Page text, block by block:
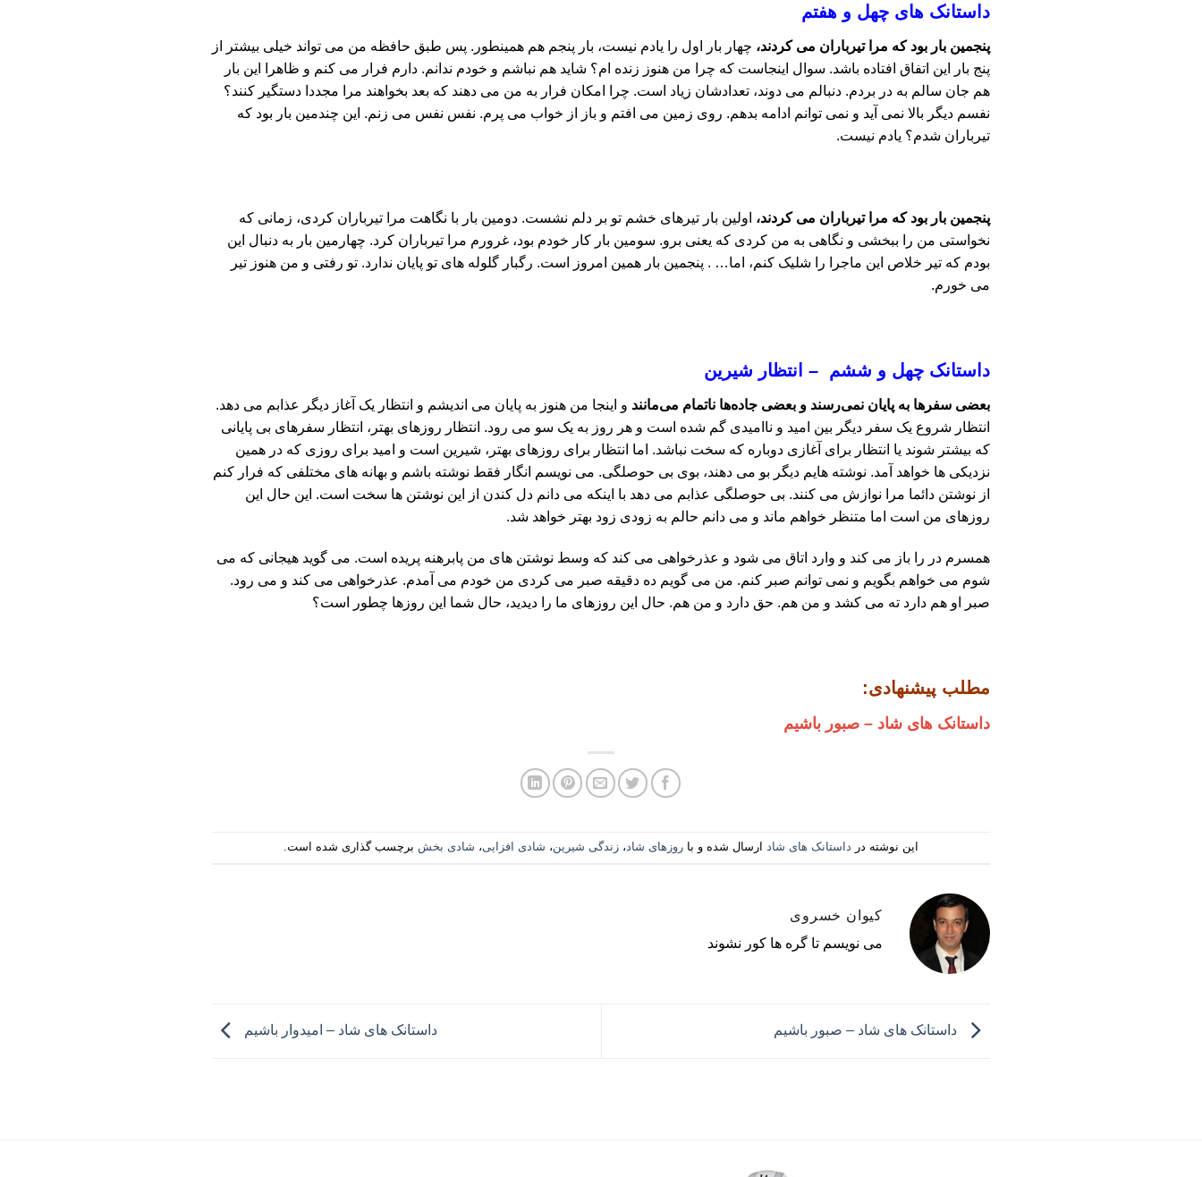
داستانک های چهل و هفتم
پنجمین بار بود که مرا تیرباران می کردند، چهار بار اول را یادم نیست، بار پنجم هم همینطور. پس طبق حافظه من می تواند خیلی بیشتر از
پنج بار این اتفاق افتاده باشد. سوال اینجاست که چرا من هنوز زنده ام؟ شاید هم نباشم و خودم ندانم. دارم فرار می کنم و ظاهرا این بار
هم جان سالم به در بردم. دنبالم می دوند، تعدادشان زیاد است. چرا امکان فرار به من می دهند که بعد بخواهند مرا مجددا دستگیر کنند؟
نفسم دیگر بالا نمی آید و نمی توانم ادامه بدهم. روی زمین می افتم و باز از خواب می پرم. نفس نفس می زنم. این چندمین بار بود که
تیرباران شدم؟ یادم نیست.
پنجمین بار بود که مرا تیرباران می کردند، اولین بار تیرهای خشم تو بر دلم نشست. دومین بار با نگاهت مرا تیرباران کردی، زمانی که
نخواستی من را ببخشی و نگاهی به من کردی که یعنی برو. سومین بار کار خودم بود، غرورم مرا تیرباران کرد. چهارمین بار به دنبال این
بودم که تیر خلاص این ماجرا را شلیک کنم، اما… . پنجمین بار همین امروز است. رگبار گلوله های تو پایان ندارد. تو رفتی و من هنوز تیر
می خورم.
داستانک چهل و ششم – انتظار شیرین
بعضی سفرها به پایان نمی‌رسند و بعضی جاده‌ها ناتمام می‌مانند و اینجا من هنوز به پایان می اندیشم و انتظار یک آغاز دیگر عذابم می دهد.
انتظار شروع یک سفر دیگر بین امید و ناامیدی گم شده است و هر روز به یک سو می رود. انتظار روزهای بهتر، انتظار سفرهای بی پایانی
که بیشتر شوند یا انتظار برای آغازی دوباره که سخت نباشد. اما انتظار برای روزهای بهتر، شیرین است و امید برای روزی که در همین
نزدیکی ها خواهد آمد. نوشته هایم دیگر بو می دهند، بوی بی حوصلگی. می نویسم انگار فقط نوشته باشم و بهانه های مختلفی که فرار کنم
از نوشتن دائما مرا نوازش می کنند. بی حوصلگی عذابم می دهد با اینکه می دانم دل کندن از این نوشتن ها سخت است. این حال این
روزهای من است اما متنظر خواهم ماند و می دانم حالم به زودی زود بهتر خواهد شد.
همسرم در را باز می کند و وارد اتاق می شود و عذرخواهی می کند که وسط نوشتن های من پابرهنه پریده است. می گوید هیجانی که می
شوم می خواهم بگویم و نمی توانم صبر کنم. من می گویم ده دقیقه صبر می کردی من خودم می آمدم. عذرخواهی می کند و می رود.
صبر او هم دارد ته می کشد و من هم. حق دارد و من هم. حال این روزهای ما را دیدید، حال شما این روزها چطور است؟
مطلب پیشنهادی:
داستانک های شاد – صبور باشیم
این نوشته در داستانک های شاد ارسال شده و با روزهای شاد، زندگی شیرین، شادی افزایی، شادی بخش برچسب گذاری شده است.
کیوان خسروی
می نویسم تا گره ها کور نشوند
داستانک های شاد – صبور باشیم داستانک های شاد – امیدوار باشیم